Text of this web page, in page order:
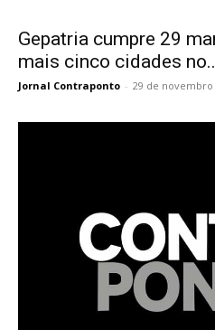
Gepatria cumpre 29
mais cinco cidades
Jornal Contraponto - 29 de novembro